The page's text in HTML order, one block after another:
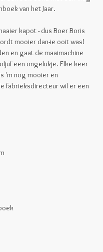
van het Jaar.
kapot - dus Boer Boris
mooier dan-ie ooit was!
en gaat de maaimachine
een ongelukje. Elke keer
'm nog mooier en
fabrieksdirecteur wil er een